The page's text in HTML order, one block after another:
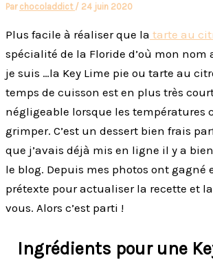
Par chocoladdict / 24 juin 2020
Plus facile à réaliser que la tarte au
spécialité de la Floride d’où mon nom
je suis …la Key Lime pie ou tarte au
temps de cuisson est en plus très
négligeable lorsque les températures
grimper. C’est un dessert bien frais
que j’avais déjà mis en ligne il y a
le blog. Depuis mes photos ont gagné
prétexte pour actualiser la recette et
vous. Alors c’est parti !
Ingrédients pour une